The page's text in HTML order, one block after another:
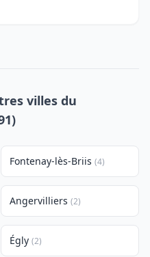
villes du
Fontenay-lès-Briis (4)
Angervilliers (2)
Égly (2)